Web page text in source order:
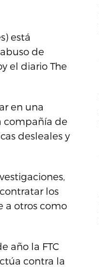
está
de
el diario The
en una
compañía de
desleales y
los
a otros como
año la FTC
contra la